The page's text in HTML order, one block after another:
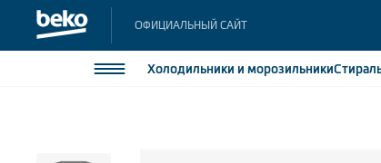
ОФИЦИАЛЬНЫЙ САЙТ
Холодильники и морозильники